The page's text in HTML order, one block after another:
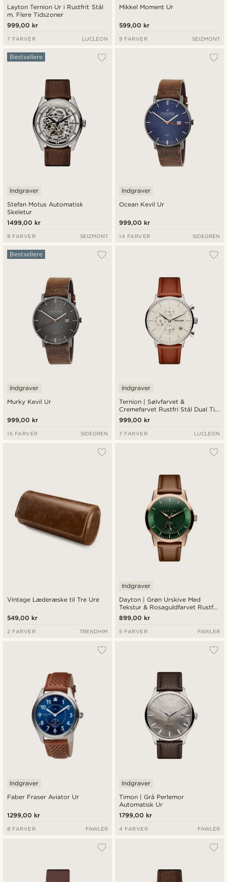
Layton Ternion Ur i Rustfrit Stål
m. Flere Tidszoner
999,00 kr
7 FARVER LUCLEON
Mikkel Moment Ur
599,00 kr
9 FARVER SEIZMONT
Stefan Motus Automatisk
Skeletur
Bestsellere
Indgraver
1499,00 kr
8 FARVER SEIZMONT
Ocean Kevil Ur
Indgraver
999,00 kr
14 FARVER SIDEGREN
Murky Kevil Ur
Bestsellere
Indgraver
999,00 kr
15 FARVER SIDEGREN
Ternion | Sølvfarvet &
Cremefarvet Rustfri Stål Dual Tid
Ur
Indgraver
999,00 kr
7 FARVER LUCLEON
Vintage Læderæske til Tre Ure
549,00 kr
2 FARVER TRENDHIM
Dayton | Grøn Urskive Med
Tekstur & Rosaguldfarvet Rustfri
Stål Ur
Indgraver
899,00 kr
5 FARVER FAWLER
Faber Fraser Aviator Ur
Indgraver
1299,00 kr
8 FARVER FAWLER
Timon | Grå Perlemor
Automatisk Ur
Indgraver
1799,00 kr
4 FARVER FAWLER